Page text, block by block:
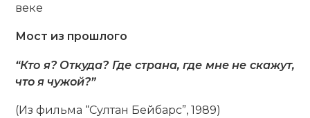
веке
Мост из прошлого
“Кто я? Откуда? Где страна, где мне не скажут,
что я чужой?”
(Из фильма “Султан Бейбарс”, 1989)